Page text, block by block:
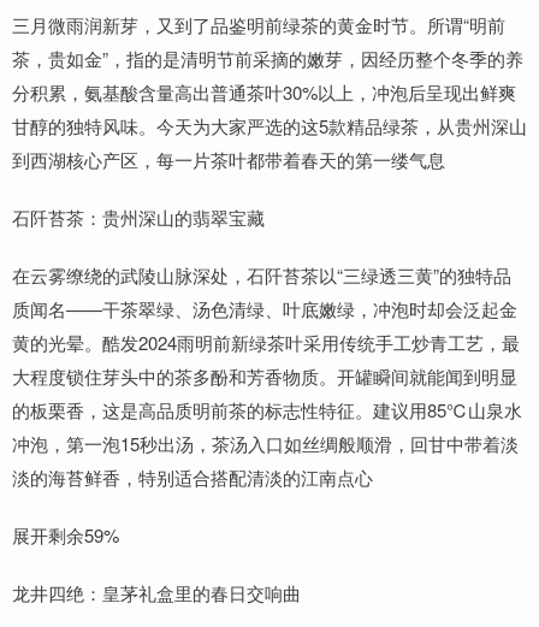
三月微雨润新芽，又到了品鉴明前绿茶的黄金时节。所谓“明前
茶，贵如金”，指的是清明节前采摘的嫩芽，因经历整个冬季的养
分积累，氨基酸含量高出普通茶叶30%以上，冲泡后呈现出鲜爽
甘醇的独特风味。今天为大家严选的这5款精品绿茶，从贵州深山
到西湖核心产区，每一片茶叶都带着春天的第一缕气息
石阡苔茶：贵州深山的翡翠宝藏
在云雾缭绕的武陵山脉深处，石阡苔茶以“三绿透三黄”的独特品
质闻名——干茶翠绿、汤色清绿、叶底嫩绿，冲泡时却会泛起金
黄的光晕。酷发2024雨明前新绿茶叶采用传统手工炒青工艺，最
大程度锁住芽头中的茶多酚和芳香物质。开罐瞬间就能闻到明显
的板栗香，这是高品质明前茶的标志性特征。建议用85℃山泉水
冲泡，第一泡15秒出汤，茶汤入口如丝绸般顺滑，回甘中带着淡
淡的海苔鲜香，特别适合搭配清淡的江南点心
展开剩余59%
龙井四绝：皇茅礼盒里的春日交响曲